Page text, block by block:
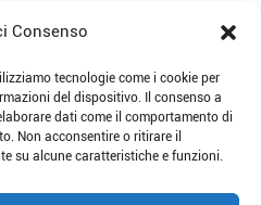
Consenso
tecnologie come i cookie per
del dispositivo. Il consenso a
dati come il comportamento di
Non acconsentire o ritirare il
su alcune caratteristiche e funzioni.
novità dal